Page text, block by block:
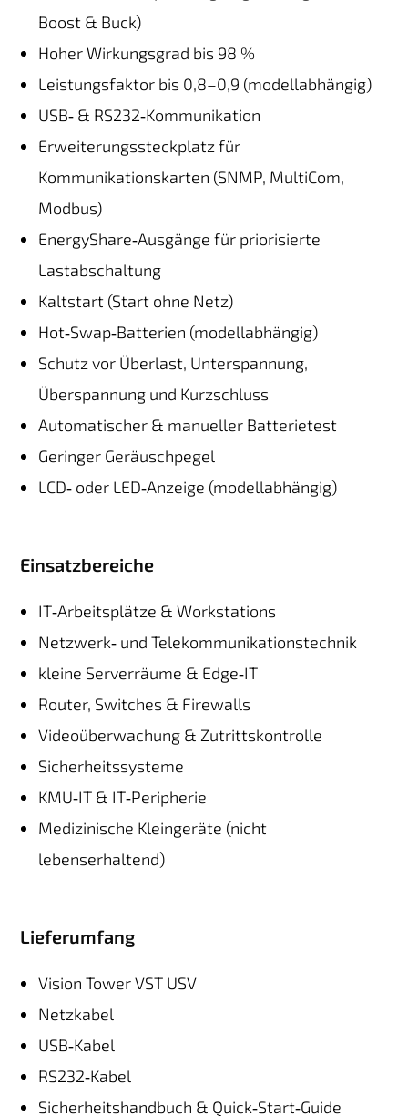
Boost & Buck)
Hoher Wirkungsgrad bis 98 %
Leistungsfaktor bis 0,8–0,9 (modellabhängig)
USB‑ & RS232‑Kommunikation
Erweiterungssteckplatz für
Kommunikationskarten (SNMP, MultiCom,
Modbus)
EnergyShare‑Ausgänge für priorisierte
Lastabschaltung
Kaltstart (Start ohne Netz)
Hot‑Swap‑Batterien (modellabhängig)
Schutz vor Überlast, Unterspannung,
Überspannung und Kurzschluss
Automatischer & manueller Batterietest
Geringer Geräuschpegel
LCD‑ oder LED‑Anzeige (modellabhängig)
Einsatzbereiche
IT‑Arbeitsplätze & Workstations
Netzwerk‑ und Telekommunikationstechnik
kleine Serverräume & Edge‑IT
Router, Switches & Firewalls
Videoüberwachung & Zutrittskontrolle
Sicherheitssysteme
KMU‑IT & IT‑Peripherie
Medizinische Kleingeräte (nicht
lebenserhaltend)
Lieferumfang
Vision Tower VST USV
Netzkabel
USB‑Kabel
RS232‑Kabel
Sicherheitshandbuch & Quick‑Start‑Guide